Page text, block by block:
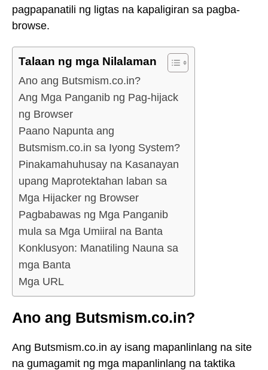
pagpapanatili ng ligtas na kapaligiran sa pagba-
browse.
Talaan ng mga Nilalaman
Ano ang Butsmism.co.in?
Ang Mga Panganib ng Pag-hijack
ng Browser
Paano Napunta ang
Butsmism.co.in sa Iyong System?
Pinakamahuhusay na Kasanayan
upang Maprotektahan laban sa
Mga Hijacker ng Browser
Pagbabawas ng Mga Panganib
mula sa Mga Umiiral na Banta
Konklusyon: Manatiling Nauna sa
mga Banta
Mga URL
Ano ang Butsmism.co.in?
Ang Butsmism.co.in ay isang mapanlinlang na site
na gumagamit ng mga mapanlinlang na taktika